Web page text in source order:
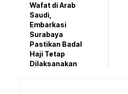
Wafat di Arab
Saudi,
Embarkasi
Surabaya
Pastikan Badal
Haji Tetap
Dilaksanakan